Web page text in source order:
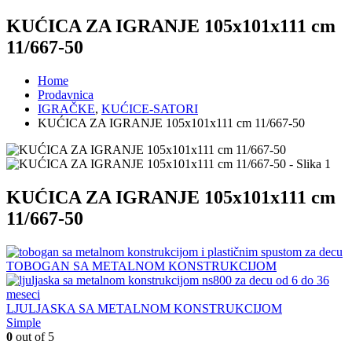
KUĆICA ZA IGRANJE 105x101x111 cm
11/667-50
Home
Prodavnica
IGRAČKE, KUĆICE-SATORI
KUĆICA ZA IGRANJE 105x101x111 cm 11/667-50
KUĆICA ZA IGRANJE 105x101x111 cm
11/667-50
TOBOGAN SA METALNOM KONSTRUKCIJOM
LJULJASKA SA METALNOM KONSTRUKCIJOM
Simple
0 out of 5